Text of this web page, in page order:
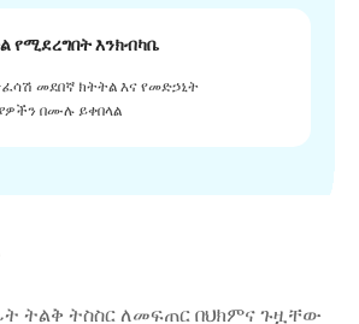
የሚደረግበት እንክብካቤ
መደበኛ ክትትል እና የመድኃኒት
በሙሉ ይቀበላል
ትልቅ ትስስር ለመፍጠር በህክምና ጉዟቸው